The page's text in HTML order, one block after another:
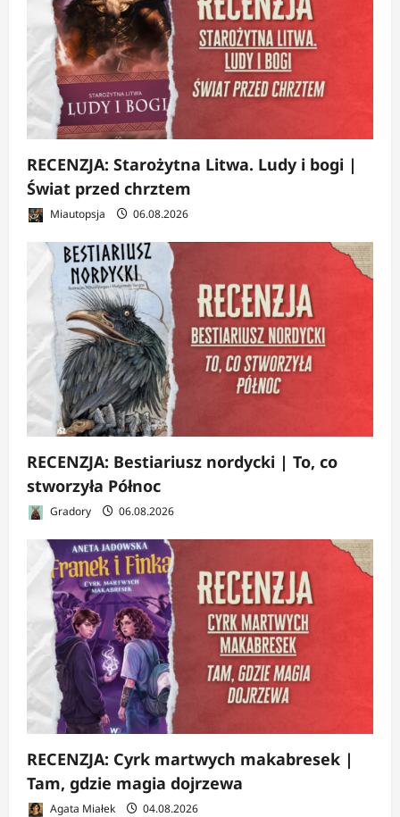
RECENZJA: Starożytna Litwa. Ludy i bogi |
Świat przed chrztem
Miautopsja 06.08.2026
RECENZJA: Bestiariusz nordycki | To, co
stworzyła Północ
Gradory 06.08.2026
RECENZJA: Cyrk martwych makabresek |
Tam, gdzie magia dojrzewa
Agata Miałek 04.08.2026